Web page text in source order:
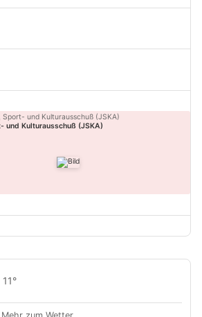
Sport- und Kulturausschuß (JSKA)
und Kulturausschuß (JSKA)
11°